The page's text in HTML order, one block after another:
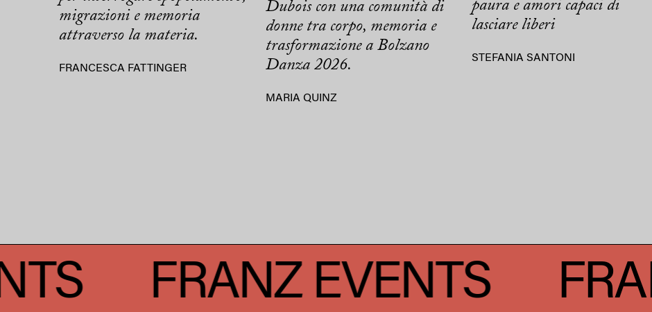
migrazioni e memoria
attraverso la materia.
FRANCESCA FATTINGER
Dubois con una comunità di
donne tra corpo, memoria e
trasformazione a Bolzano
Danza 2026.
MARIA QUINZ
paura e amori capaci di
lasciare liberi
STEFANIA SANTONI
EVENTS FRANZ EVENTS